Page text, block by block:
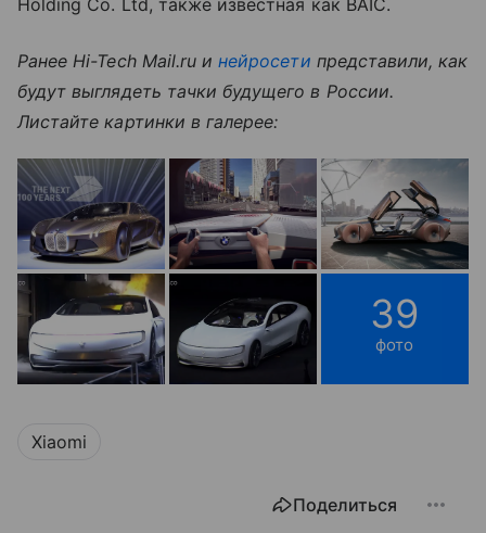
Ранее Hi-Tech Mail.ru инейросети представили, как
будут выглядеть тачки будущего в России.
Листайте картинки в галерее:
39
фото
Xiaomi
Поделиться